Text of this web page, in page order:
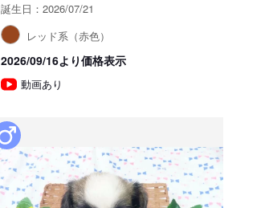
誕生日：2026/07/21
レッド系（赤色）
2026/09/16より価格表示
動画あり